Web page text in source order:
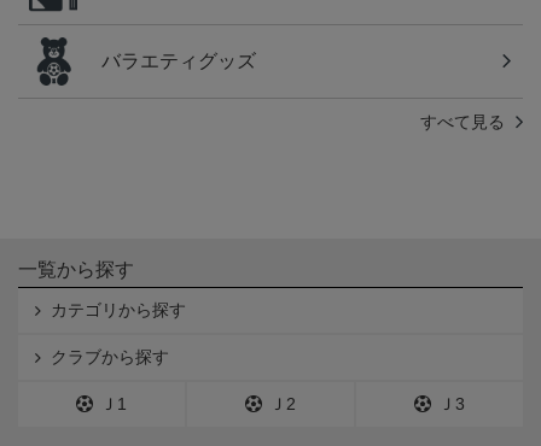
バラエティグッズ
すべて見る
一覧から探す
カテゴリから探す
クラブから探す
Ｊ1 Ｊ2 Ｊ3